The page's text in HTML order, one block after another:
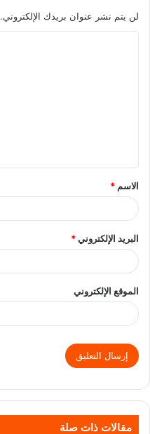
لن يتم نشر عنوان بريدك الإلكتروني.
الاسم *
البريد الإلكتروني*
الموقع الإلكتروني
مقالات ذات صلة